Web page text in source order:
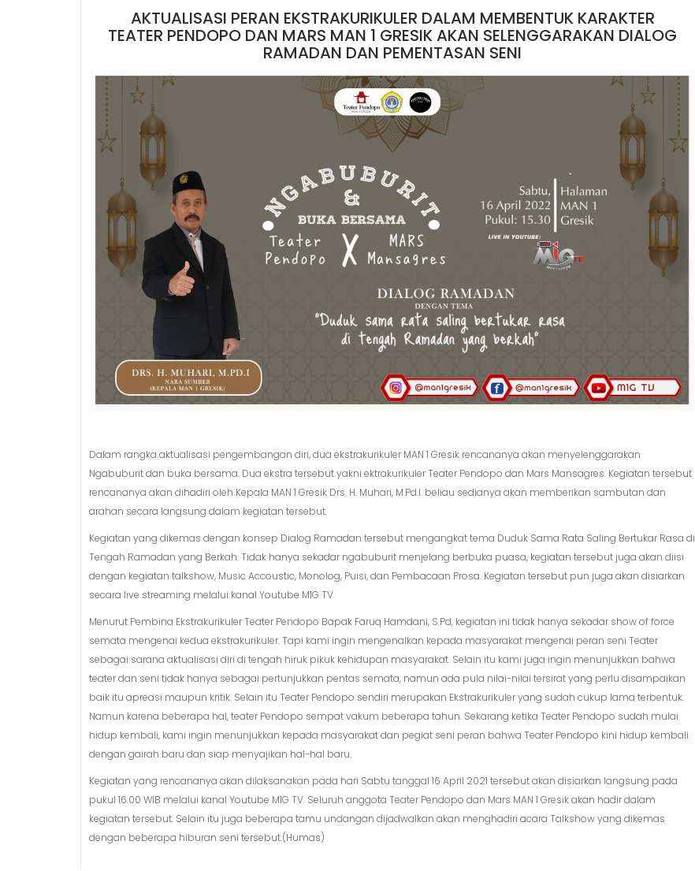
AKTUALISASI PERAN EKSTRAKURIKULER DALAM MEMBENTUK KARAKTER
TEATER PENDOPO DAN MARS MAN 1 GRESIK AKAN SELENGGARAKAN DIALOG
RAMADAN DAN PEMENTASAN SENI
Dalam rangka aktualisasi pengembangan diri, dua ekstrakurikuler MAN 1 Gresik rencananya akan menyelenggarakan
Ngabuburit dan buka bersama. Dua ekstra tersebut yakni ektrakurikuler Teater Pendopo dan Mars Mansagres. Kegiatan tersebut
rencananya akan dihadiri oleh Kepala MAN 1 Gresik Drs. H. Muhari, M.Pd.I. beliau sedianya akan memberikan sambutan dan
arahan secara langsung dalam kegiatan tersebut.
Kegiatan yang dikemas dengan konsep Dialog Ramadan tersebut mengangkat tema Duduk Sama Rata Saling Bertukar Rasa di
Tengah Ramadan yang Berkah. Tidak hanya sekadar ngabuburit menjelang berbuka puasa, kegiatan tersebut juga akan diisi
dengan kegiatan talkshow, Music Accoustic, Monolog, Puisi, dan Pembacaan Prosa. Kegiatan tersebut pun juga akan disiarkan
secara live streaming melalui kanal Youtube M1G TV.
Menurut Pembina Ekstrakurikuler Teater Pendopo Bapak Faruq Hamdani, S.Pd, kegiatan ini tidak hanya sekadar show of force
semata mengenai kedua ekstrakurikuler. Tapi kami ingin mengenalkan kepada masyarakat mengenai peran seni Teater
sebagai sarana aktualisasi diri di tengah hiruk pikuk kehidupan masyarakat. Selain itu kami juga ingin menunjukkan bahwa
teater dan seni tidak hanya sebagai pertunjukkan pentas semata, namun ada pula nilai-nilai tersirat yang perlu disampaikan
baik itu apreasi maupun kritik. Selain itu Teater Pendopo sendiri merupakan Ekstrakurikuler yang sudah cukup lama terbentuk.
Namun karena beberapa hal, teater Pendopo sempat vakum beberapa tahun. Sekarang ketika Teater Pendopo sudah mulai
hidup kembali, kami ingin menunjukkan kepada masyarakat dan pegiat seni peran bahwa Teater Pendopo kini hidup kembali
dengan gairah baru dan siap menyajikan hal-hal baru.
Kegiatan yang rencananya akan dilaksanakan pada hari Sabtu tanggal 16 April 2021 tersebut akan disiarkan langsung pada
pukul 16.00 WIB melalui kanal Youtube M1G TV. Seluruh anggota Teater Pendopo dan Mars MAN 1 Gresik akan hadir dalam
kegiatan tersebut. Selain itu juga beberapa tamu undangan dijadwalkan akan menghadiri acara Talkshow yang dikemas
dengan beberapa hiburan seni tersebut.(Humas)